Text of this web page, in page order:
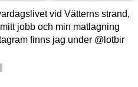
vid Vätterns strand,
jobb och min matlagning
finns jag under @lotbir